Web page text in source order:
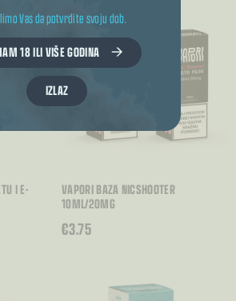
Vas da potvrdite svoju dob.
18 ILI VIŠE GODINA
IZLAZ
I E- VAPORI BAZA NICSHOOTER
10ML/20MG
€3.75